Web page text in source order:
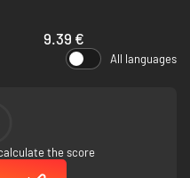
Science-labs
natuurkundige avonturen
- alleen of in een konvooi
9.39 €
All languages
the score